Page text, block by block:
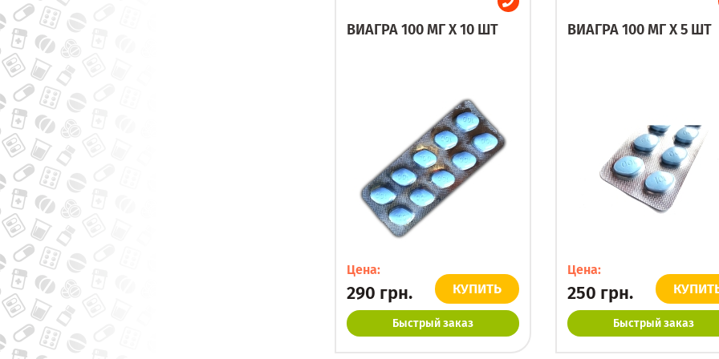
ВИАГРА 100 МГ X 10 ШТ
Цена:
290 грн. КУПИТЬ
Быстрый заказ
ВИАГРА 100 МГ X 5 ШТ
Цена:
250 грн.
Быстрый заказ